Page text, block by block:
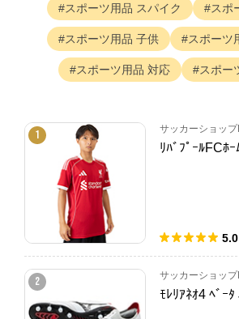
スポーツ用品 スパイク スポ
スポーツ用品 子供 スポーツ
スポーツ用品 対応 スポー
1 サッカーショッ
ﾘﾊﾞﾌﾟｰﾙFCﾎｰ
5.0
2 サッカーショッ
ﾓﾚﾘｱﾈｵ4 ﾍﾞｰ